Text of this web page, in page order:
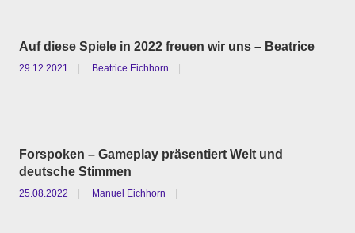
Auf diese Spiele in 2022 freuen wir uns – Beatrice
29.12.2021 Beatrice Eichhorn
Forspoken – Gameplay präsentiert Welt und
deutsche Stimmen
25.08.2022 Manuel Eichhorn